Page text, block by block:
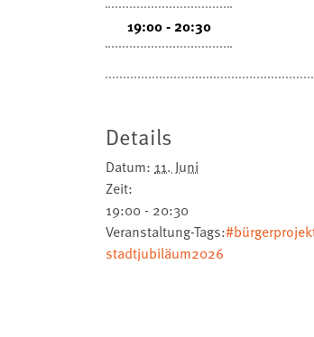
19:00 - 20:30
Details
Datum: 11. Juni
Zeit:
19:00 - 20:30
Veranstaltung-Tags:
stadtjubiläum2026